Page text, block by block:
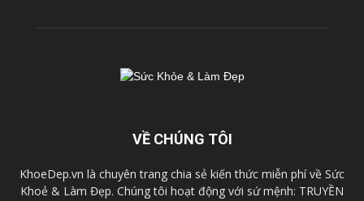
VỀ CHÚNG TÔI
KhoeDep.vn là chuyên trang chia sẻ kiến thức miễn phí về Sức
Khoẻ & Làm Đẹp. Chúng tôi hoạt động với sứ mệnh: TRUYỀN